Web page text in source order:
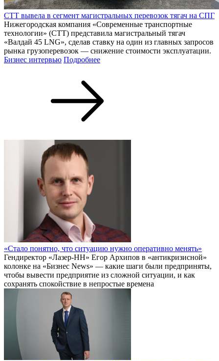
СТТ вывела в сегмент магистральных перевозок тягач на СПГ
Нижегородская компания «Современные транспортные
технологии» (СТТ) представила магистральный тягач
«Валдай 45 LNG», сделав ставку на один из главных запросов
рынка грузоперевозок — снижение стоимости эксплуатации.
Бизнес интервью Подробнее
«Стало понятно, что ситуацию нужно оперативно менять»
Гендиректор «Лазер-НН» Егор Архипов в «антикризисной»
колонке на «Бизнес News» — какие шаги были предприняты,
чтобы вывести предприятие из сложной ситуации, и как
сохранять спокойствие в непростые времена